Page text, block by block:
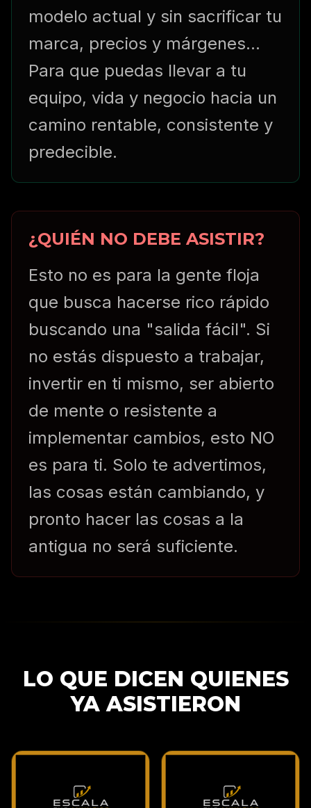
modelo actual y sin sacrificar tu
marca, precios y márgenes...
Para que puedas llevar a tu
equipo, vida y negocio hacia un
camino rentable, consistente y
predecible.
¿QUIÉN NO DEBE ASISTIR?
Esto no es para la gente floja
que busca hacerse rico rápido
buscando una "salida fácil". Si
no estás dispuesto a trabajar,
invertir en ti mismo, ser abierto
de mente o resistente a
implementar cambios, esto NO
es para ti. Solo te advertimos,
las cosas están cambiando, y
pronto hacer las cosas a la
antigua no será suficiente.
LO QUE DICEN QUIENES
YA ASISTIERON